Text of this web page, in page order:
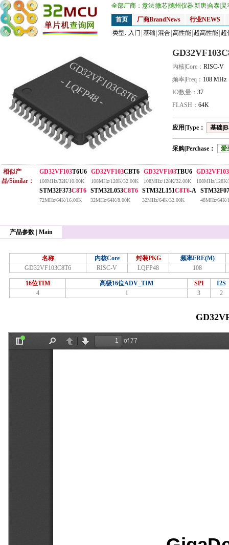
全部厂商： 意法微芯德州仪器新唐合泰 灵
首页
厂商BrandNews
行业NEWS
类型: 入门 基础 混合 高性能 超高性能 超
GD32VF103C8T6
- LQFP48 -
内核|Core： RISC-V
频率|Freq： 108 MHz
IO数量： 37
FLASH： 64K
应用|Type： 基础
采购|Perchase： 爱
相似产
品/Similar：
GD32VF103T6U6
108MHz/32K/10.00K
GD32VF103CBT6
108MHz/128K/32.00K
GD32VF103TBU6
108MHz/128K/32.00K
GD32VF103
108MHz/
STM32F373C8T6
72MHz/64K/16.00K
STM32L053C8T6
32MHz/64K/8.00K
STM32L151C8T6-A
32MHz/64K/32.00K 48MHz/64K/
产品参数 | Main
名称 内核Core 封装PKG
频率FRE(M)
GD32VF103C8T6
RISC-V LQFP48 108
16位TIM 高级16位ADV_TIM SPI
I2S
4
1 3 2